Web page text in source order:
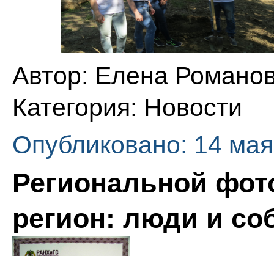
Автор: Елена
Категория: Новости
Опубликовано: 14
Региональной
регион: люди и